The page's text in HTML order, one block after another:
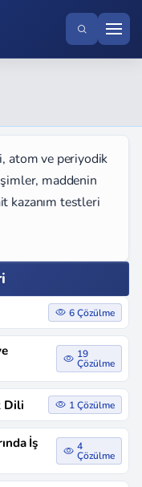
atom ve periyodik
maddenin
kazanım testleri
6 Çözülme
19
Çözülme
Dili 1 Çözülme
İş
4
Çözülme